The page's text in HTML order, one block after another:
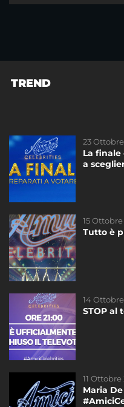
TREND
23 Ottobre
La finale
a
15 Ottobre
Tutto è
14 Ottobre
STOP al
11 Ottobre
Maria
23 Ottobre
La finale
a
11 Ottobre
Esce
15 Ottobre
Tutto è
13
Amici